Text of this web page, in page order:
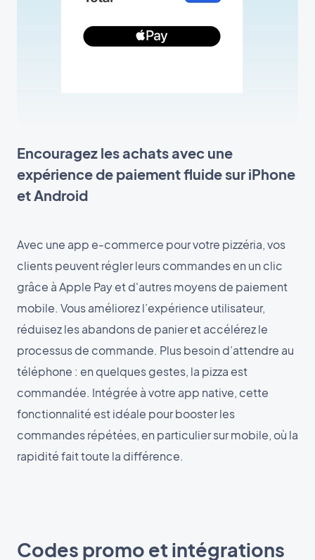
Encouragez les achats avec une
expérience de paiement fluide sur iPhone
et Android
Avec une app e-commerce pour votre pizzéria, vos
clients peuvent régler leurs commandes en un clic
grâce à Apple Pay et d'autres moyens de paiement
mobile. Vous améliorez l’expérience utilisateur,
réduisez les abandons de panier et accélérez le
processus de commande. Plus besoin d’attendre au
téléphone : en quelques gestes, la pizza est
commandée. Intégrée à votre app native, cette
fonctionnalité est idéale pour booster les
commandes répétées, en particulier sur mobile, où la
rapidité fait toute la différence.
Codes promo et intégrations